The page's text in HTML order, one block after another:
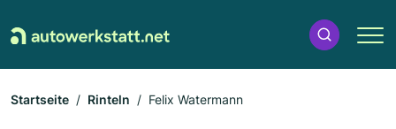
Startseite Rinteln Felix Watermann